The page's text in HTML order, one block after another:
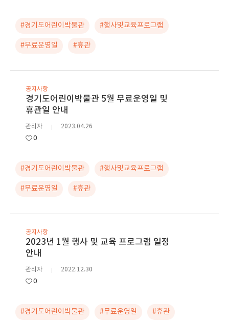
#경기도어린이박물관 #행사및교육프로그램
#무료운영일 #휴관
공지사항
경기도어린이박물관 5월 무료운영일 및
휴관일 안내
관리자 2023.04.26
0
#경기도어린이박물관 #행사및교육프로그램
#무료운영일 #휴관
공지사항
2023년 1월 행사 및 교육 프로그램 일정
안내
관리자 2022.12.30
0
#경기도어린이박물관 #무료운영일 #휴관